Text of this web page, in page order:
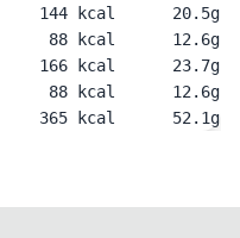
144 kcal 20.5g
88 kcal 12.6g
166 kcal 23.7g
88 kcal 12.6g
365 kcal 52.1g